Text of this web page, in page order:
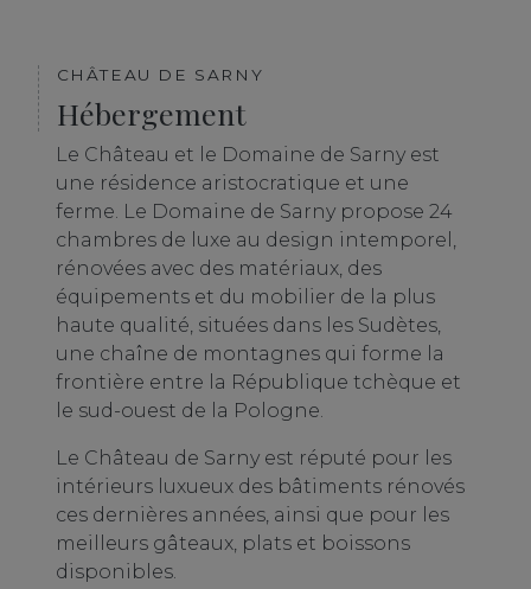
CHÂTEAU DE SARNY
Hébergement
Le Château et le Domaine de Sarny est
une résidence aristocratique et une
ferme. Le Domaine de Sarny propose 24
chambres de luxe au design intemporel,
rénovées avec des matériaux, des
équipements et du mobilier de la plus
haute qualité, situées dans les Sudètes,
une chaîne de montagnes qui forme la
frontière entre la République tchèque et
le sud-ouest de la Pologne.
Le Château de Sarny est réputé pour les
intérieurs luxueux des bâtiments rénovés
ces dernières années, ainsi que pour les
meilleurs gâteaux, plats et boissons
disponibles.